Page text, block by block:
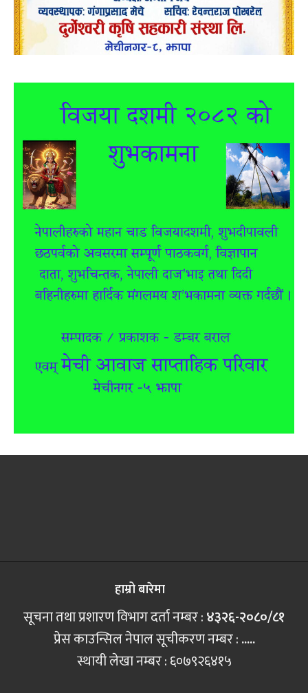
हाम्रो बारेमा
सूचना तथा प्रशारण विभाग दर्ता नम्बर :४३२६-२०८०/८१
प्रेस काउन्सिल नेपाल सूचीकरण नम्बर :.....
स्थायी लेखा नम्बर : ६०७९२६४१५